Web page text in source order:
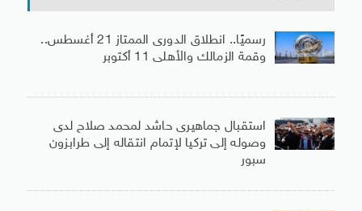
رسميًا.. انطلاق الدورى الممتاز 21 أغسطس..
وقمة الزمالك والأهلى 11 أكتوبر
استقبال جماهيرى حاشد لمحمد صلاح لدى
وصوله إلى تركيا لإتمام انتقاله إلى طرابزون
سبور